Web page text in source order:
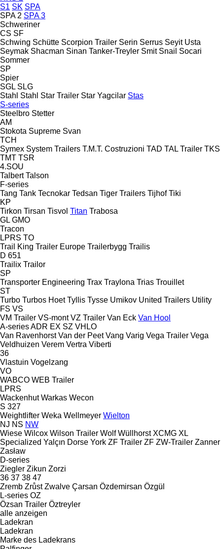
S1 SK SPA
SPA 2 SPA 3
Schweriner
CS SF
Schwing Schütte Scorpion Trailer Serin Serrus Seyit Usta
Seymak Shacman Sinan Tanker-Treyler Smit Snail Socari
Sommer
SP
Spier
SGL SLG
Stahl Stahl Star Trailer Star Yagcilar Stas
S-series
Steelbro Stetter
AM
Stokota Supreme Svan
TCH
Symex System Trailers T.M.T. Costruzioni TAD TAL Trailer TKS
TMT TSR
4.SOU
Talbert Talson
F-series
Tang Tank Tecnokar Tedsan Tiger Trailers Tijhof Tiki
KP
Tirkon Tirsan Tisvol Titan Trabosa
GL GMO
Tracon
LPRS TO
Trail King Trailer Europe Trailerbygg Trailis
D 651
Trailix Trailor
SP
Transporter Engineering Trax Traylona Trias Trouillet
ST
Turbo Turbos Hoet Tyllis Tysse Umikov United Trailers Utility
FS VS
VM Trailer VS-mont VZ Trailer Van Eck Van Hool
A-seriesADR EX SZ VHLO
Van Ravenhorst Van der Peet Vang Varig Vega Trailer Vega
Veldhuizen Verem Vertra Viberti
36
Vlastuin Vogelzang
VO
WABCO WEB Trailer
LPRS
Wackenhut Warkas Wecon
S 327
Weightlifter Weka Wellmeyer Wielton
NJ NS NW
Wiese Wilcox Wilson Trailer Wolf Wüllhorst XCMG XL
Specialized Yalçın Dorse York ZF Trailer ZF ZW-Trailer Zanner
Zasław
D-series
Ziegler Zikun Zorzi
36 37 38 47
Zremb Zrůst Zwalve Çarsan Özdemirsan Özgül
L-series OZ
Özsan Trailer Öztreyler
alle anzeigen
Ladekran
Ladekran
Marke des Ladekrans